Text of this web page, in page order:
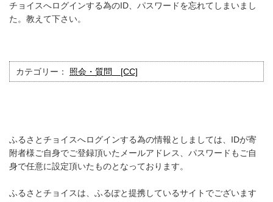
チョイスへログインする為のID、パスワードを忘れてしまいまし
た。教えて下さい。
カテゴリー： 照会・質問 [CC]
ふるさとチョイスへログインする為の情報としましては、IDが寄
附者様ご自身でご登録頂いたメールアドレス、パスワードもご自
身で任意に設定頂いたものとなっております。
ふるさとチョイスは、ふるぽと提携しているサイトでございます